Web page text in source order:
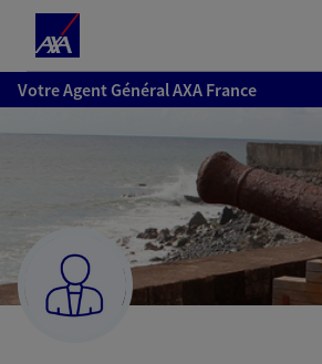
Accéder
au
principal
Accéder
au
pied
de
page
Votre Agent Général AXA France